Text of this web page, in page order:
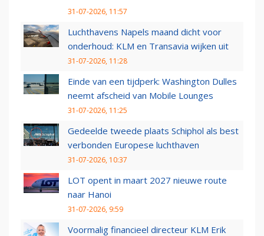
31-07-2026, 11:57
Luchthavens Napels maand dicht voor
onderhoud: KLM en Transavia wijken uit
31-07-2026, 11:28
Einde van een tijdperk: Washington Dulles
neemt afscheid van Mobile Lounges
31-07-2026, 11:25
Gedeelde tweede plaats Schiphol als best
verbonden Europese luchthaven
31-07-2026, 10:37
LOT opent in maart 2027 nieuwe route
naar Hanoi
31-07-2026, 9:59
Voormalig financieel directeur KLM Erik